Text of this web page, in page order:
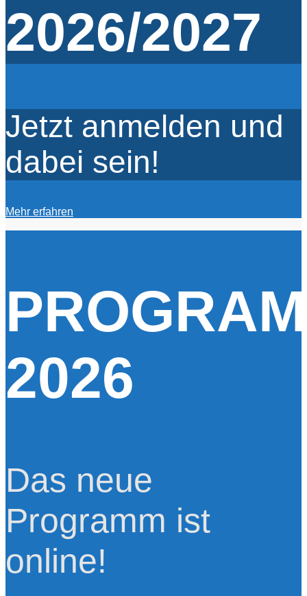
2026/2027
Jetzt anmelden und
dabei sein!
Mehr erfahren
2026
Das neue
Programm ist
online!